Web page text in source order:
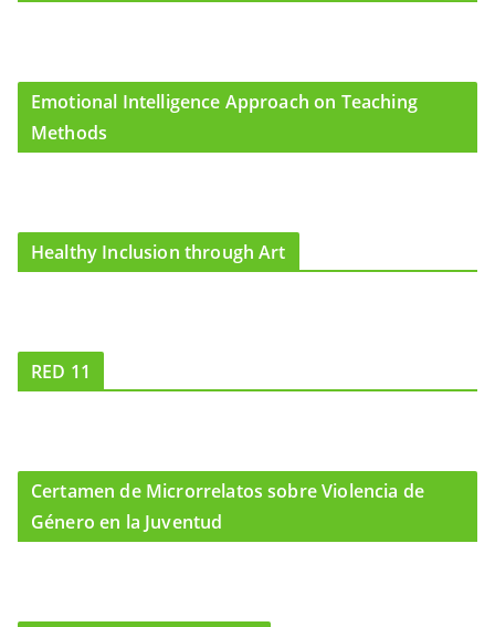
Emotional Intelligence Approach on Teaching
Methods
Healthy Inclusion through Art
RED 11
Certamen de Microrrelatos sobre Violencia de
Género en la Juventud